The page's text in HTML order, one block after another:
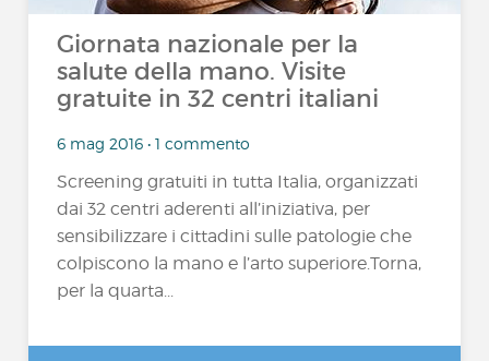
Giornata nazionale per la
salute della mano. Visite
gratuite in 32 centri italiani
6 mag 2016 • 1 commento
Screening gratuiti in tutta Italia, organizzati
dai 32 centri aderenti all’iniziativa, per
sensibilizzare i cittadini sulle patologie che
colpiscono la mano e l’arto superiore.Torna,
per la quarta...